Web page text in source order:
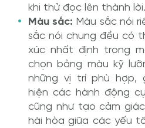
khi thử đọc lên thành lời.
Màu sắc: Màu sắc nói
sắc nói chung đều có
xúc nhất định trong
chọn bảng màu kỹ
những vị trí phù hợp,
hiện các hành động
cũng như tạo cảm
hài hòa giữa các yếu